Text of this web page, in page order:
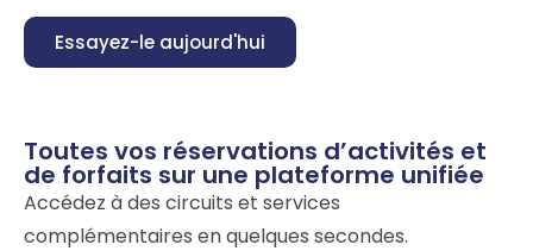
Essayez-le aujourd'hui
Toutes vos réservations d’activités et
de forfaits sur une plateforme unifiée
Accédez à des circuits et services
complémentaires en quelques secondes.